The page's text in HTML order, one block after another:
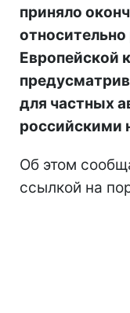
приняло
Европейской
для частных
российскими
Об этом
ссылкой на